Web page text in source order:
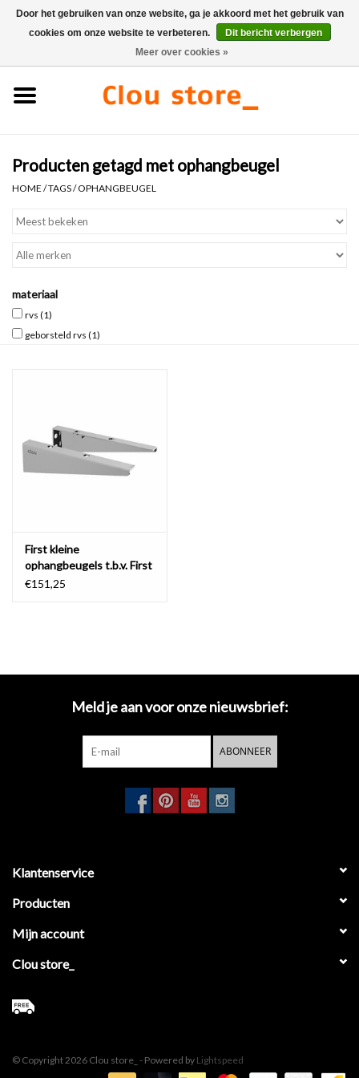
0 Artikelen - €0,00
Fonteinsets
Toiletten
Kranen & afvoeren
Badkamer accessoires
Producten getagd met ophangbeugel
HOME /TAGS/OPHANGBEUGEL
materiaal
rvs (1)
geborsteld rvs (1)
First kleine
ophangbeugels t.b.v. First
fonteintabletten
€151,25
Meld je aan voor onze nieuwsbrief:
ABONNEER
Klantenservice
Producten
Mijn account
Clou store_
© Copyright 2026 Clou store_ - Powered by Lightspeed
Door het gebruiken van onze website, ga je akkoord met het gebruik van
cookies om onze website te verbeteren.
Dit bericht verbergen
Meer over cookies »